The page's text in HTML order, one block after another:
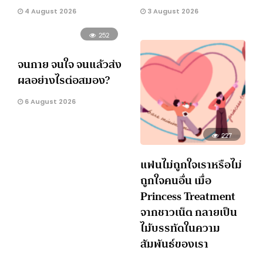
4 August 2026 3 August 2026
252
จนกาย จนใจ จนแล้วส่ง
ผลอย่างไรต่อสมอง?
6 August 2026
227
แฟนไม่ถูกใจเราหรือไม่
ถูกใจคนอื่น เมื่อ
Princess Treatment
จากชาวเน็ต กลายเป็น
ไม้บรรทัดในความ
สัมพันธ์ของเรา